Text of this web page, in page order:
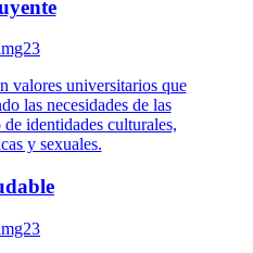
valores universitarios que
las necesidades de las
identidades culturales,
y sexuales.